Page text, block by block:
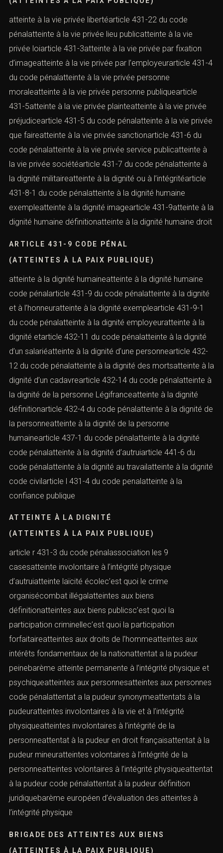
atteinte à la vie privée libertéarticle 431-22 du code
pénalatteinte à la vie privée lieu publicatteinte à la vie
privée loiarticle 431-3atteinte à la vie privée par fixation
d’imageatteinte à la vie privée par l’employeurarticle 431-4
du code pénalatteinte à la vie privée personne
moraleatteinte à la vie privée personne publiquearticle
431-5atteinte à la vie privée plainteatteinte à la vie privée
préjudicearticle 431-5 du code pénalatteinte à la vie privée
que faireatteinte à la vie privée sanctionarticle 431-6 du
code pénalatteinte à la vie privée service publicatteinte à
la vie privée sociétéarticle 431-7 du code pénalatteinte à
la dignité militaireatteinte à la dignité ou à l’intégritéarticle
431-8-1 du code pénalatteinte à la dignité humaine
exempleatteinte à la dignité imagearticle 431-9atteinte à la
dignité humaine définitionatteinte à la dignité humaine droit
ARTICLE 431-9 CODE PÉNAL
(ATTEINTES À LA PAIX PUBLIQUE)
atteinte à la dignité humaineatteinte à la dignité humaine
code pénalarticle 431-9 du code pénalatteinte à la dignité
et à l’honneuratteinte à la dignité exemplearticle 431-9-1
du code pénalatteinte à la dignité employeuratteinte à la
dignité etarticle 432-11 du code pénalatteinte à la dignité
d’un salariéatteinte à la dignité d’une personnearticle 432-
12 du code pénalatteinte à la dignité des mortsatteinte à la
dignité d’un cadavrearticle 432-14 du code pénalatteinte à
la dignité de la personne Légifranceatteinte à la dignité
définitionarticle 432-4 du code pénalatteinte à la dignité de
la personneatteinte à la dignité de la personne
humainearticle 437-1 du code pénalatteinte à la dignité
code pénalatteinte à la dignité d’autruiarticle 441-6 du
code pénalatteinte à la dignité au travailatteinte à la dignité
code civilarticle l 431-4 du code penalatteinte à la
confiance publique
ATTEINTE À LA DIGNITÉ
(ATTEINTES À LA PAIX PUBLIQUE)
article r 431-3 du code pénalassociation les 9
casesatteinte involontaire à l’intégrité physique
d’autruiatteinte laïcité écolec’est quoi le crime
organisécombat illégalatteintes aux biens
définitionatteintes aux biens publicsc’est quoi la
participation criminellec’est quoi la participation
forfaitaireatteintes aux droits de l’hommeatteintes aux
intérêts fondamentaux de la nationattentat a la pudeur
peinebarème atteinte permanente à l’intégrité physique et
psychiqueatteintes aux personnesatteintes aux personnes
code pénalattentat a la pudeur synonymeattentats à la
pudeuratteintes involontaires à la vie et à l’intégrité
physiqueatteintes involontaires à l’intégrité de la
personneattentat à la pudeur en droit françaisattentat à la
pudeur mineuratteintes volontaires à l’intégrité de la
personneatteintes volontaires à l’intégrité physiqueattentat
à la pudeur code pénalattentat à la pudeur définition
juridiquebarème européen d’évaluation des atteintes à
l’intégrité physique
BRIGADE DES ATTEINTES AUX BIENS
(ATTEINTES À LA PAIX PUBLIQUE)